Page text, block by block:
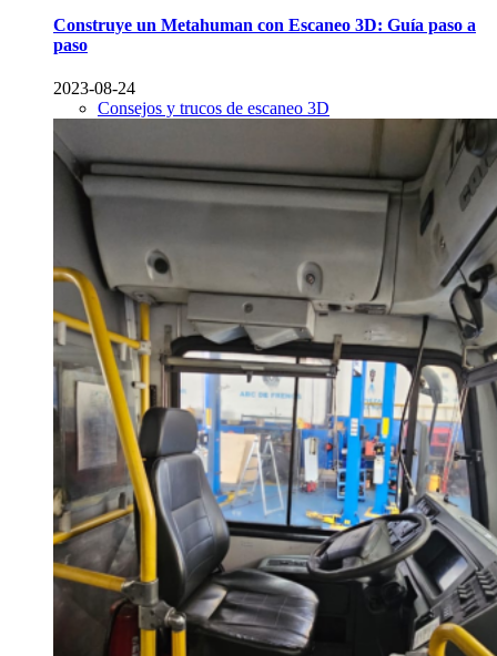
Construye un Metahuman con Escaneo 3D: Guía paso a
paso
2023-08-24
Consejos y trucos de escaneo 3D